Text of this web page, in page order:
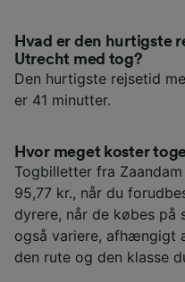
Hvad er den hurtigste
Utrecht med tog?
Den hurtigste rejsetid
er 41 minutter.
Hvor meget koster
Togbilletter fra
95,77 kr., når du
dyrere, når de købes på
også variere, afhængigt
den rute og den klasse